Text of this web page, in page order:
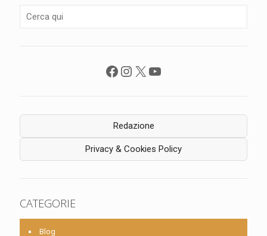
Facebook
Instagram
X YouTube
Redazione
Privacy & Cookies Policy
CATEGORIE
Blog